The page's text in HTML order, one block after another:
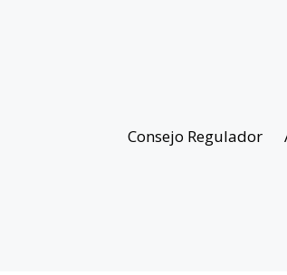
Consejo Regulador